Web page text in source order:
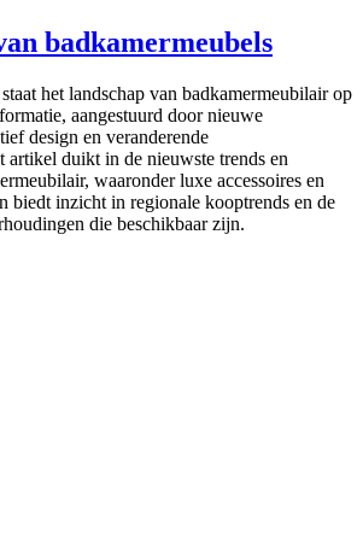
badkamermeubels
het landschap van badkamermeubilair op
aangestuurd door nieuwe
design en veranderende
artikel duikt in de nieuwste trends en
waaronder luxe accessoires en
biedt inzicht in regionale kooptrends en de
die beschikbaar zijn.